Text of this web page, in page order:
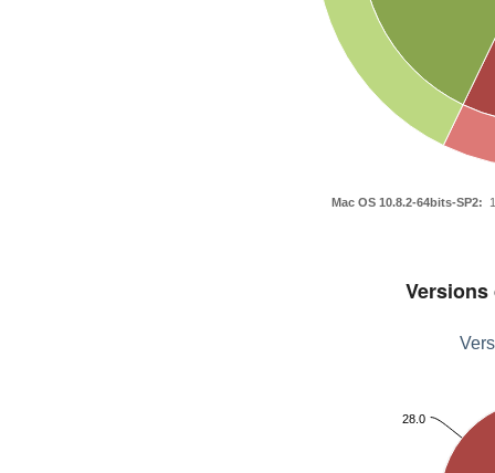
Mac OS 10.8.2-64bits-SP2:
Versions
28.0